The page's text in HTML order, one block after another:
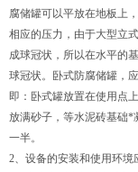
腐储罐可以平放在地板上
相应的压力，由于大型立
成球冠状，所以在水平的
球冠状。卧式防腐储罐，
即：卧式罐放置在使用点
放满砂子，等水泥砖基础*
一半。
2、设备的安装和使用环境